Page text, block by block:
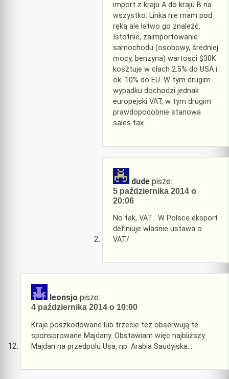
import z kraju A do kraju B na
wszystko. Linka nie mam pod
ręką ale łatwo go znaleźć.
Istotnie, zaimportowanie
samochodu (osobowy, średniej
mocy, benzyna) wartosci $30K
kosztuje w cłach 2.5% do USA i
ok. 10% do EU. W tym drugim
wypadku dochodzi jednak
europejski VAT, w tym drugim
prawdopodobnie stanowa
sales tax.
dude pisze:
5 października 2014 o
20:06
No tak, VAT… W Polsce eksport
definiuje własnie ustawa o
VAT/
leonsjo pisze:
4 października 2014 o 10:00
Kraje poszkodowane lub trzecie tez obserwują te
sponsorowane Majdany. Obstawiam więc najbliższy
Majdan na przedpolu Usa, np. Arabia Saudyjska…